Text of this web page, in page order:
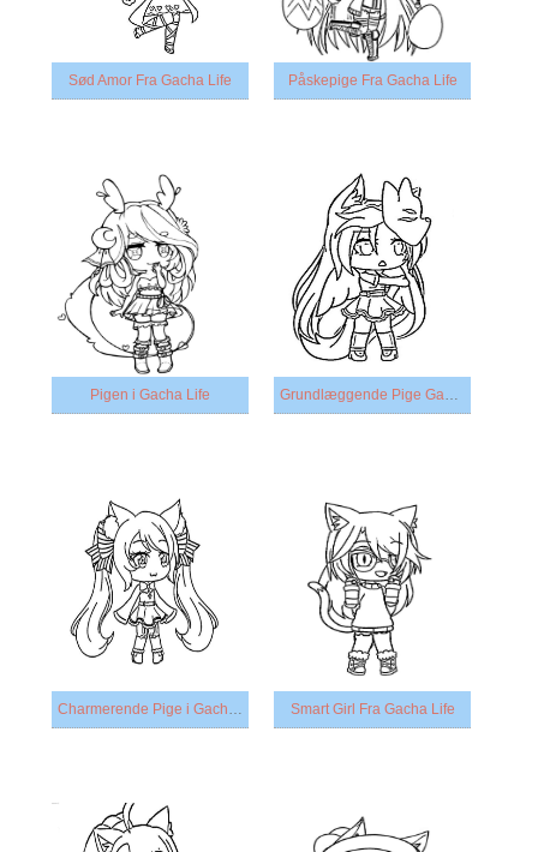
Sød Amor Fra Gacha Life Påskepige Fra Gacha Life
Pigen i Gacha Life Grundlæggende Pige Gacha-Liv
Charmerende Pige i Gacha Life Smart Girl Fra Gacha Life